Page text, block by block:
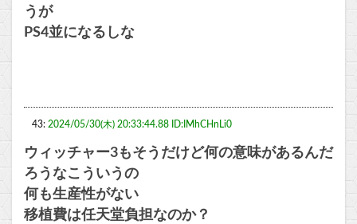
うが
PS4並になるしな
43: 2024/05/30(木) 20:33:44.88 ID:IMhCHnLi0
ウィッチャー3もそうだけど何の意味があるんだ
ろうなこういうの
何も生産性がない
移植費は任天堂負担なのか？